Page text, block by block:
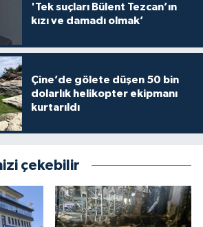
'Tek suçları Bülent Tezcan’ın
kızı ve damadı olmak’
Çine’de gölete düşen 50 bin
dolarlık helikopter ekipmanı
kurtarıldı
çekebilir